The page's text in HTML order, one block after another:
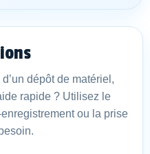
dépôt de matériel,
rapide ? Utilisez le
ou la prise